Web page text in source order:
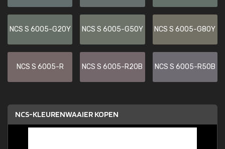
NCS S 6005-G20Y NCS S 6005-G50Y NCS S 6005-G80Y
NCS S 6005-R NCS S 6005-R20B NCS S 6005-R50B
NCS-KLEURENWAAIER KOPEN